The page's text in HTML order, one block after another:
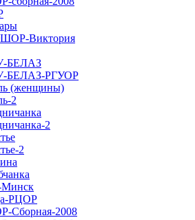
Виктория
БЕЛАЗ
БЕЛАЗ-РГУОР
(женщины)
2
2
2
РЦОР
Сборная-2008